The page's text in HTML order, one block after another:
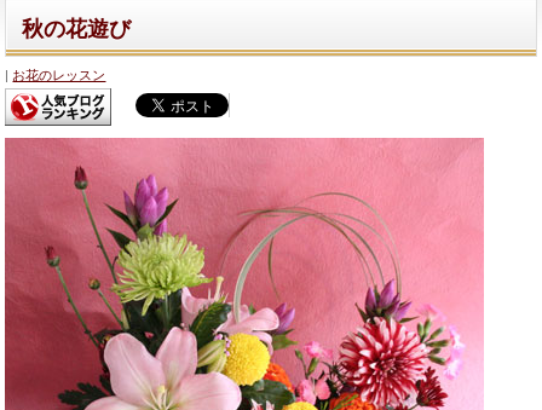
秋の花遊び
お花のレッスン